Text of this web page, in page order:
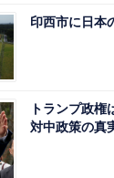
印西市に日本
トランプ政
対中政策の真